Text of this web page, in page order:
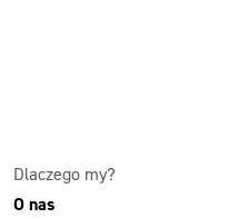
Dlaczego my?
O nas